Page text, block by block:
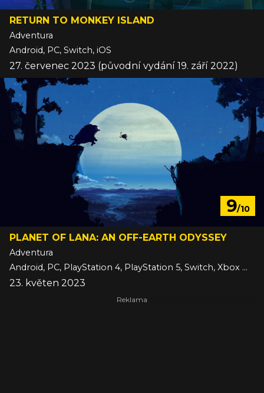
RETURN TO MONKEY ISLAND
Adventura
Android, PC, Switch, iOS
27. červenec 2023 (původní vydání 19. září 2022)
9/10
PLANET OF LANA: AN OFF-EARTH ODYSSEY
Adventura
Android, PC, PlayStation 4, PlayStation 5, Switch, Xbox One, Xbox Series, iOS
23. květen 2023